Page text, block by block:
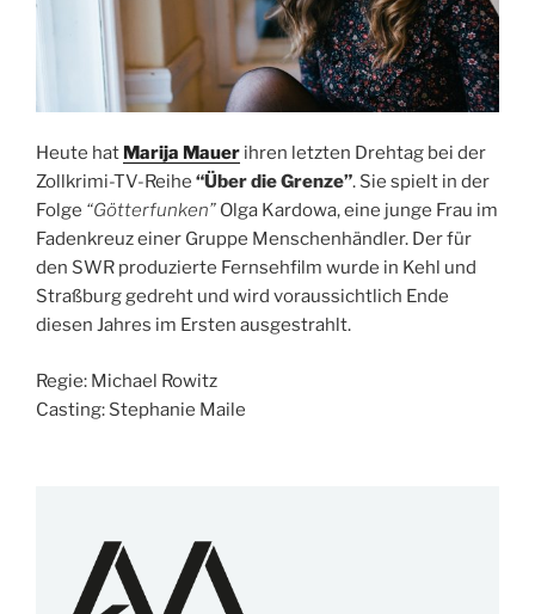
Heute hat Marija Mauer ihren letzten Drehtag bei der
Zollkrimi-TV-Reihe “Über die Grenze”. Sie spielt in der
Folge “Götterfunken” Olga Kardowa, eine junge Frau im
Fadenkreuz einer Gruppe Menschenhändler. Der für
den SWR produzierte Fernsehfilm wurde in Kehl und
Straßburg gedreht und wird voraussichtlich Ende
diesen Jahres im Ersten ausgestrahlt.
Regie: Michael Rowitz
Casting: Stephanie Maile